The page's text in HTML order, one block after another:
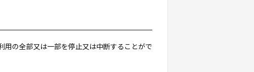
の全部又は一部を停止又は中断することがで